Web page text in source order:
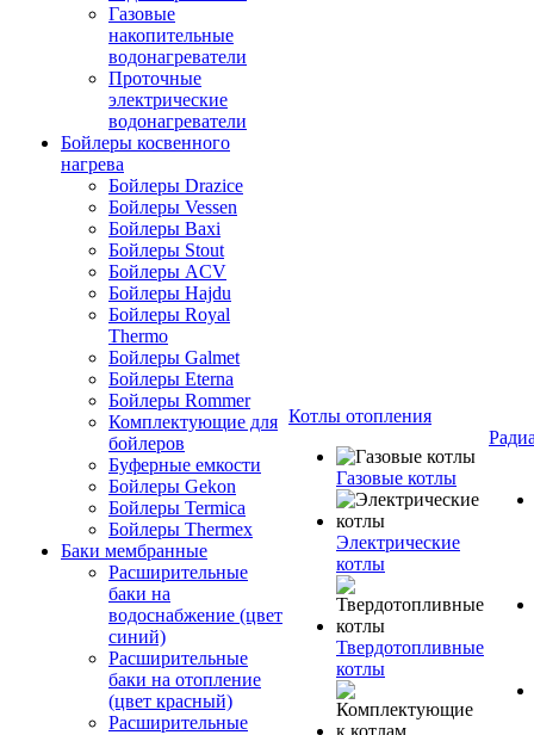
Газовые
накопительные
водонагреватели
Проточные
электрические
водонагреватели
Бойлеры косвенного
нагрева
Бойлеры Drazice
Бойлеры Vessen
Бойлеры Baxi
Бойлеры Stout
Бойлеры ACV
Бойлеры Hajdu
Бойлеры Royal
Thermo
Бойлеры Galmet
Бойлеры Eterna
Бойлеры Rommer
Комплектующие для
бойлеров
Буферные емкости
Бойлеры Gekon
Бойлеры Termica
Бойлеры Thermex
Баки мембранные
Расширительные
баки на
водоснабжение (цвет
синий)
Расширительные
баки на отопление
(цвет красный)
Расширительные
Котлы отопления
Газовые котлы
Электрические
котлы
Твердотопливные
котлы